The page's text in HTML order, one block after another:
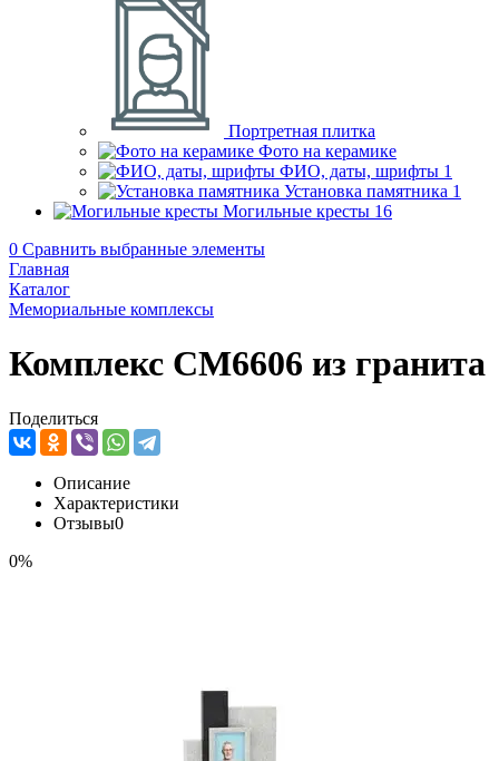
Портретная плитка
Фото на керамике
ФИО, даты, шрифты 1
Установка памятника 1
Могильные кресты 16
0 Сравнить выбранные элементы
Главная
Каталог
Мемориальные комплексы
Комплекс CM6606 из гранита
Поделиться
Описание
Характеристики
Отзывы0
0%